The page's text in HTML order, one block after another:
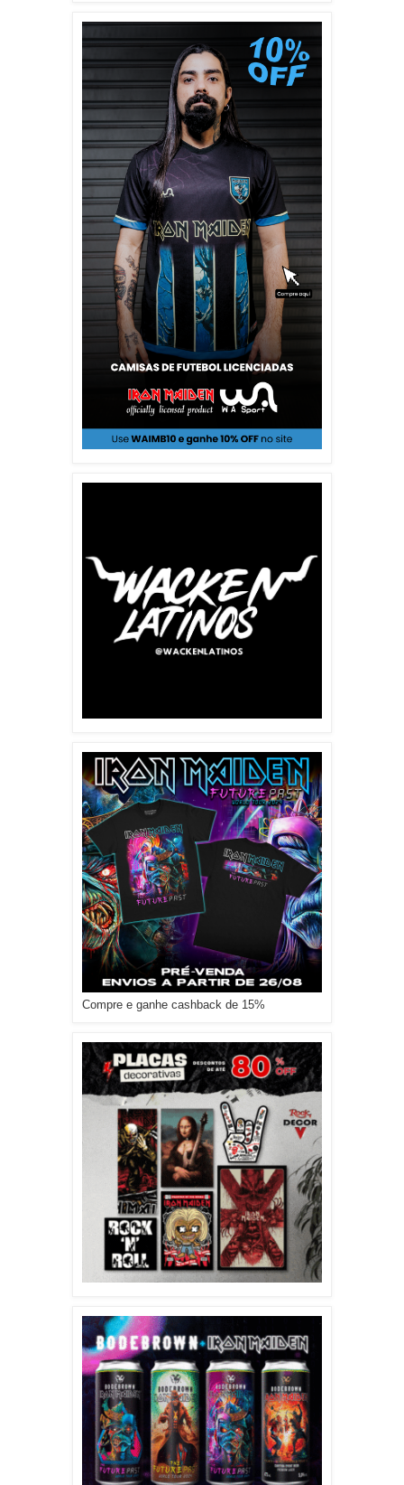
Compre e ganhe cashback de 15%